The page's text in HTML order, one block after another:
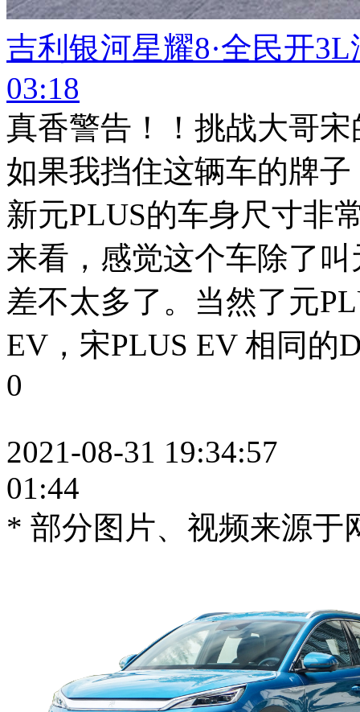
吉利银河星耀8·全民开
03:18
真香警告！！挑战大哥宋
如果我挡住这辆车的牌
新元PLUS的车身尺寸非
来看，感觉这个车除了
差不太多了。当然了元
EV，宋PLUS EV 相同的
0
2021-08-31 19:34:57
01:44
* 部分图片、视频来源于